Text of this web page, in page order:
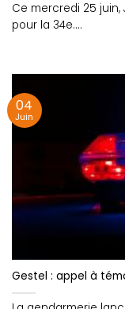
Ce mercredi 25 juin,
pour la 34e....
Gestel : appel à
04
Juin